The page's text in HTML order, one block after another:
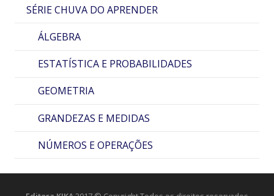
SÉRIE CHUVA DO APRENDER
ÁLGEBRA
ESTATÍSTICA E PROBABILIDADES
GEOMETRIA
GRANDEZAS E MEDIDAS
NÚMEROS E OPERAÇÕES